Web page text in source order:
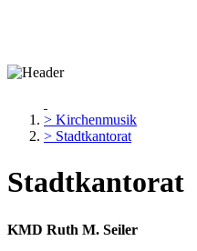
> Kirchenmusik
> Stadtkantorat
Stadtkantorat
KMD Ruth M. Seiler